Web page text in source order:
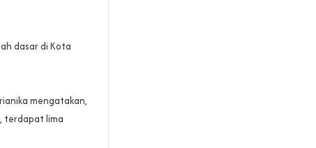
dasar di Kota
mengatakan,
terdapat lima